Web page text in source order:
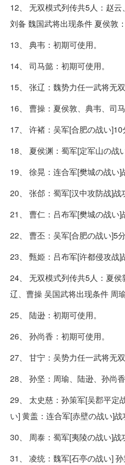
12、 无双模式列传共5人：赵云
刘备 魏国武将出现条件 夏侯敦
13、 典韦：初期可使用。
14、 司马懿：初期可使用。
15、 张辽：魏势力任一武将无双
16、 曹操：夏侯敦、典韦、司
17、 许褚：吴军[合肥の战い]10
18、 夏侯渊：蜀军[定军山の战
19、 徐晃：连合军[樊城の战い]
20、 张郃：蜀军[汉中攻防战]战
21、 曹仁：吕布军[樊城の战い]
22、 曹丕：吴军[合肥の战い]5
23、 甄姫：吕布军[许都侵攻战]
24、 无双模式列传共5人：夏
辽、曹操 吴国武将出现条件 周
25、 陆逊：初期可使用。
26、 孙尚香：初期可使用。
27、 甘宁：吴势力任一武将无双
28、 孙坚：周瑜、陆逊、孙尚香
29、 太史慈：孙策军[吴郡平定
い] 黄盖：连合军[赤壁の战い]战
30、 周泰：蜀军[夷陵の战い]战
31、 凌统：魏军[石亭の战い]